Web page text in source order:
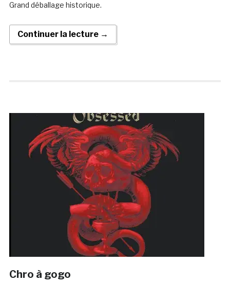
Grand déballage historique.
Continuer la lecture →
Chro à gogo